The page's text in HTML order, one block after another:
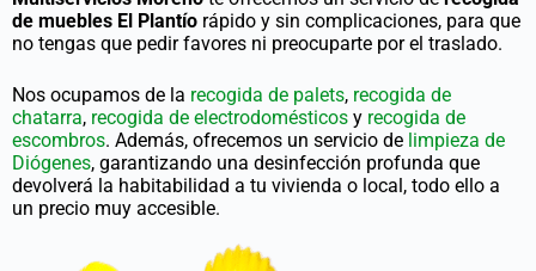
de muebles El Plantío rápido y sin complicaciones, para que
no tengas que pedir favores ni preocuparte por el traslado.
Nos ocupamos de la recogida de palets, recogida de
chatarra, recogida de electrodomésticos y recogida de
escombros. Además, ofrecemos un servicio de limpieza de
Diógenes, garantizando una desinfección profunda que
devolverá la habitabilidad a tu vivienda o local, todo ello a
un precio muy accesible.